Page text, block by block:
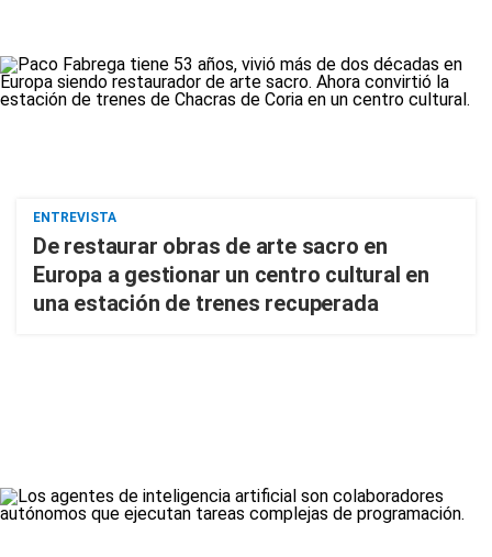
ENTREVISTA
De restaurar obras de arte sacro en
Europa a gestionar un centro cultural en
una estación de trenes recuperada